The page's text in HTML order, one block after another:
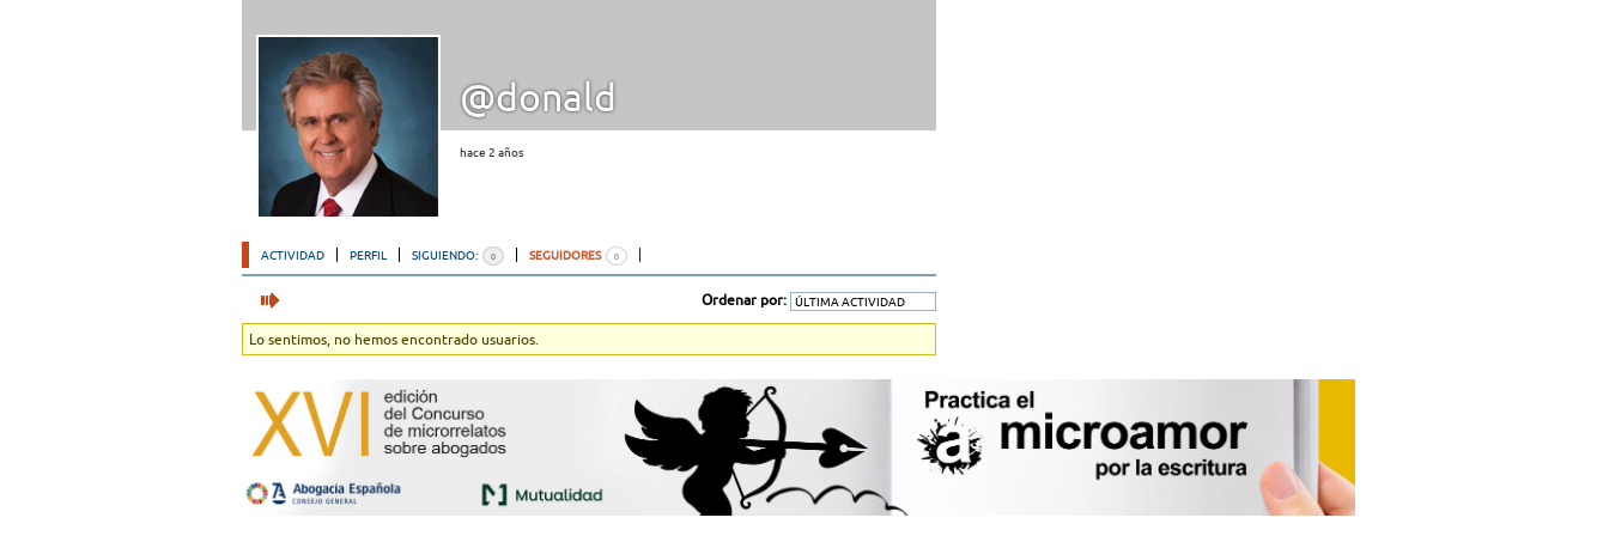
@donald
hace 2 años
ACTIVIDAD PERFIL SIGUIENDO: 0 SEGUIDORES 0
Ordenar por:
Lo sentimos, no hemos encontrado usuarios.